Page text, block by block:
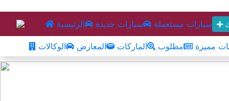
الرئيسية سيارات جديدة سيارات مستعملة
الوكالات المعارض الماركات مطلوب مميزة